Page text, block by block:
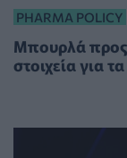
PHARMA POLICY
Μπουρλά προς
στοιχεία για